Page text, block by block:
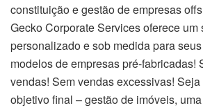
constituição e gestão de empresas
Gecko Corporate Services oferece um
personalizado e sob medida para
modelos de empresas pré-fabricadas!
vendas! Sem vendas excessivas!
objetivo final – gestão de imóveis,